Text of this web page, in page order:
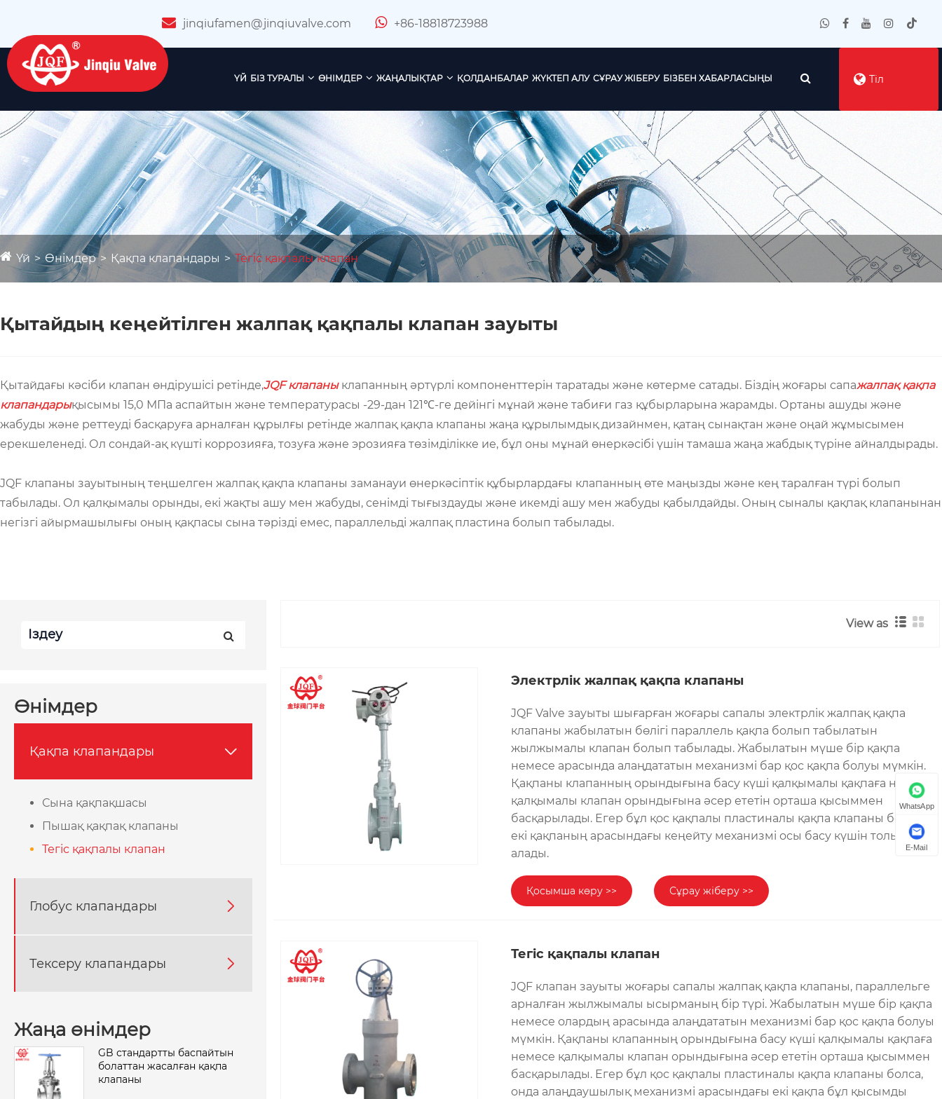
jinqiufamen@jinqiuvalve.com +86-18818723988
ҮЙ БІЗ ТУРАЛЫ ӨНІМДЕР ЖАҢАЛЫҚТАР ҚОЛДАНБАЛАР ЖҮКТЕП АЛУ СҰРАУ ЖІБЕРУ БІЗБЕН ХАБАРЛАСЫҢЫ Тіл
Үй Өнімдер Қақпа клапандары Тегіс қақпалы клапан
Қытайдың кеңейтілген жалпақ қақпалы клапан зауыты
Қытайдағы кәсіби клапан өндірушісі ретінде,JQF клапаныклапанның әртүрлі компоненттерін таратады және көтерме сатады. Біздің жоғары сапажалпақ қақпа
клапандарықысымы 15,0 МПа аспайтын және температурасы -29-дан 121℃-ге дейінгі мұнай және табиғи газ құбырларына жарамды. Ортаны ашуды және
жабуды және реттеуді басқаруға арналған құрылғы ретінде жалпақ қақпа клапаны жаңа құрылымдық дизайнмен, қатаң сынақтан және оңай жұмысымен
ерекшеленеді. Ол сондай-ақ күшті коррозияға, тозуға және эрозияға төзімділікке ие, бұл оны мұнай өнеркәсібі үшін тамаша жаңа жабдық түріне айналдырады.
JQF клапаны зауытының теңшелген жалпақ қақпа клапаны заманауи өнеркәсіптік құбырлардағы клапанның өте маңызды және кең таралған түрі болып
табылады. Ол қалқымалы орынды, екі жақты ашу мен жабуды, сенімді тығыздауды және икемді ашу мен жабуды қабылдайды. Оның сыналы қақпақ клапанынан
негізгі айырмашылығы оның қақпасы сына тәрізді емес, параллельді жалпақ пластина болып табылады.
Өнімдер
Қақпа клапандары 
Сына қақпақшасы
Пышақ қақпақ клапаны
Тегіс қақпалы клапан
Глобус клапандары 
Тексеру клапандары 
Жаңа өнімдер
GB стандартты баспайтын
болаттан жасалған қақпа
клапаны
View as
Электрлік жалпақ қақпа клапаны
JQF Valve зауыты шығарған жоғары сапалы электрлік жалпақ қақпа
клапаны жабылатын бөлігі параллель қақпа болып табылатын
жылжымалы клапан болып табылады. Жабылатын мүше бір қақпа
немесе арасында алаңдататын механизмі бар қос қақпа болуы мүмкін.
Қақпаны клапанның орындығына басу күші қалқымалы қақпаға немесе
қалқымалы клапан орындығына әсер ететін орташа қысыммен
басқарылады. Егер бұл қос қақпалы пластиналы қақпа клапаны болса,
екі қақпаның арасындағы кеңейту механизмі осы басу күшін толықтыра
алады.
Қосымша көру >> Сұрау жіберу >>
Тегіс қақпалы клапан
JQF клапан зауыты жоғары сапалы жалпақ қақпа клапаны, параллельге
арналған жылжымалы ысырманың бір түрі. Жабылатын мүше бір қақпа
немесе олардың арасында алаңдататын механизмі бар қос қақпа болуы
мүмкін. Қақпаны клапанның орындығына басу күші қалқымалы қақпаға
немесе қалқымалы клапан орындығына әсер ететін орташа қысыммен
басқарылады. Егер бұл қос қақпалы пластиналы қақпа клапаны болса,
онда алаңдаушылық механизмі арасындағы екі қақпа бұл қысымды
WhatsApp
E-Mail